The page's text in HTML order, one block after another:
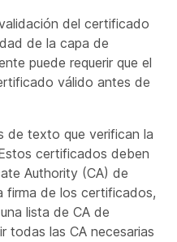
del certificado
de la capa de
puede requerir que el
válido antes de
de texto que verifican la
certificados deben
Authority (CA) de
firma de los certificados,
lista de CA de
todas las CA necesarias